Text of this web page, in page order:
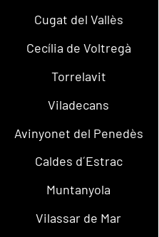
Cugat del Vallès
Cecília de Voltregà
Torrelavit
Viladecans
Avinyonet del Penedès
Caldes d´Estrac
Muntanyola
Vilassar de Mar